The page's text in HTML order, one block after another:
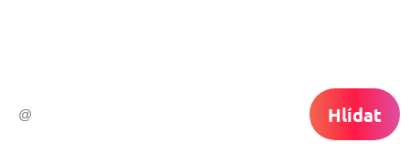
Hlídat